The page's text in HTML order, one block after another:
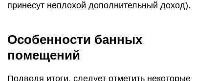
принесут неплохой дополнительный доход).
Особенности банных
помещений
Подводя итоги, следует отметить некоторые